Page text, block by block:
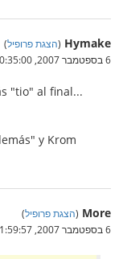
Hymake
(הצגת פרופיל)
6 בספטמבר 2007, 20:35:00
"tio" al final...
y Krom
More
(הצגת פרופיל)
6 בספטמבר 2007, 21:59:57